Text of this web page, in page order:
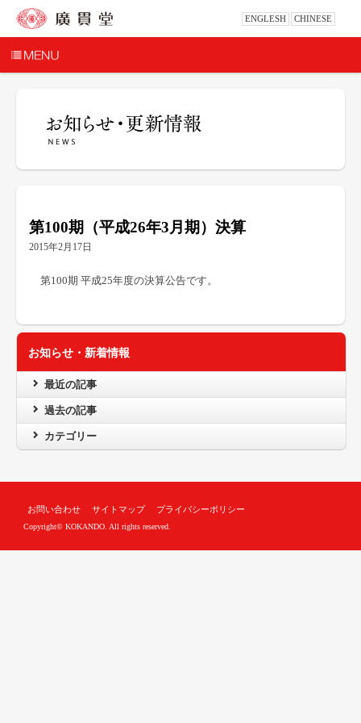
ENGLESH CHINESE
第100期（平成26年3月期）決算
2015年2月17日
第100期 平成25年度の決算公告です。
お知らせ・新着情報
最近の記事
過去の記事
カテゴリー
お問い合わせ サイトマップ プライバシーポリシー
Copyright© KOKANDO. All rights reserved.